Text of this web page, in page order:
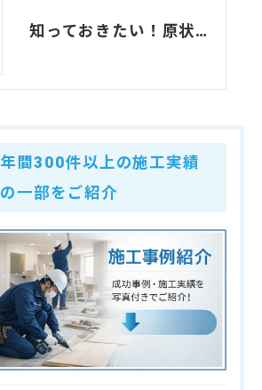
知っておきたい！原状回復工事費って会計上の区分はどこ？
年間300件以上の施工実績
の一部をご紹介